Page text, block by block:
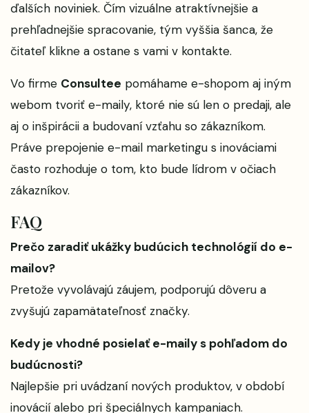
ďalších noviniek. Čím vizuálne atraktívnejšie a
prehľadnejšie spracovanie, tým vyššia šanca, že
čitateľ klikne a ostane s vami v kontakte.
Vo firme Consultee pomáhame e-shopom aj iným
webom tvoriť e-maily, ktoré nie sú len o predaji, ale
aj o inšpirácii a budovaní vzťahu so zákazníkom.
Práve prepojenie e-mail marketingu s inováciami
často rozhoduje o tom, kto bude lídrom v očiach
zákazníkov.
FAQ
Prečo zaradiť ukážky budúcich technológií do e-
mailov?
Pretože vyvolávajú záujem, podporujú dôveru a
zvyšujú zapamätateľnosť značky.
Kedy je vhodné posielať e-maily s pohľadom do
budúcnosti?
Najlepšie pri uvádzaní nových produktov, v období
inovácií alebo pri špeciálnych kampaniach.